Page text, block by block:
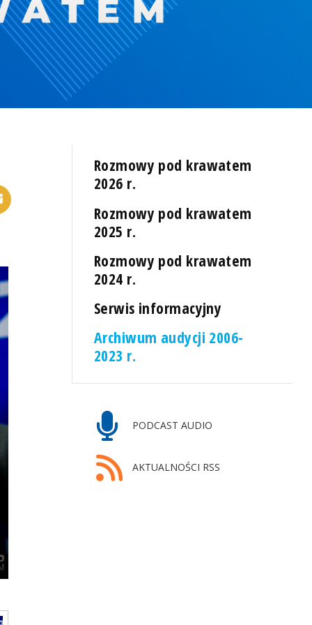
Rozmowy pod krawatem
2026 r.
Rozmowy pod krawatem
2025 r.
Rozmowy pod krawatem
2024 r.
Serwis informacyjny
Archiwum audycji 2006-
2023 r.
PODCAST AUDIO
AKTUALNOŚCI RSS